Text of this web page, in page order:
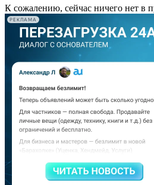
К сожалению, сейчас ничего нет в
РЕКЛАМА